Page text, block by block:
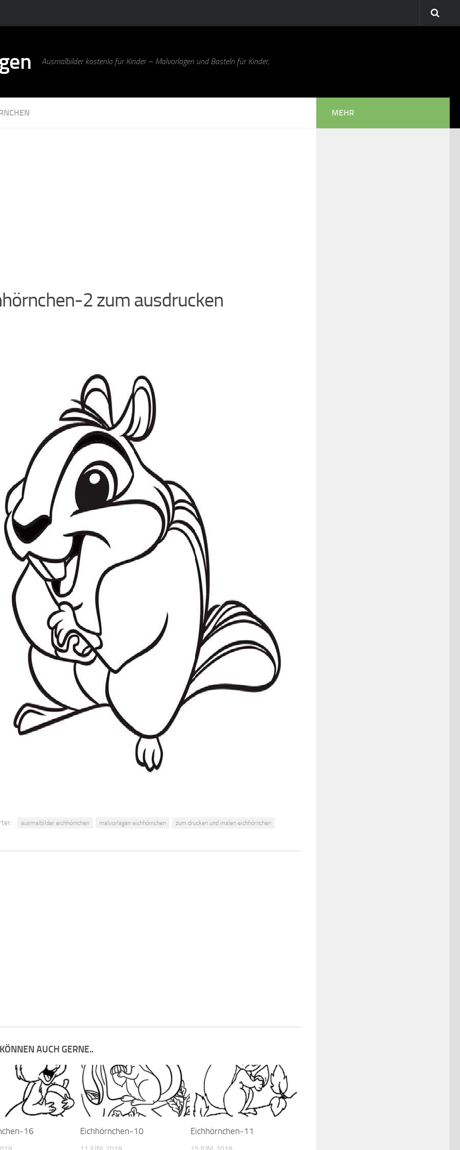
Ausmalbilder kostenlo für Kinder – Malvorlagen und Basteln für Kinder,
2 zum ausdrucken
ausmalbilder eichhörnchen malvorlagen eichhörnchen zum drucken und malen eichhörnchen
AUCH GERNE..
16 Eichhörnchen-10 Eichhörnchen-11
MEHR